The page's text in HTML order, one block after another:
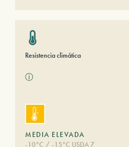
Resistencia climática
ⓘ
MEDIA ELEVADA
-10°C / -15°C USDA 7